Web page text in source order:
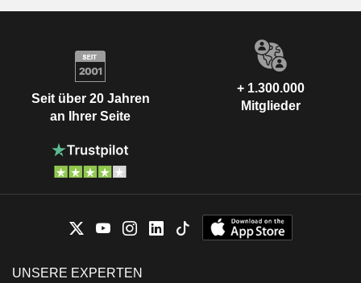
Seit über 20 Jahren
an Ihrer Seite
+ 1.300.000
Mitglieder
UNSERE EXPERTEN